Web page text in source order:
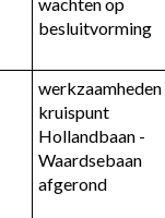
besluitvorming
werkzaamheden
kruispunt
Hollandbaan -
Waardsebaan
afgerond